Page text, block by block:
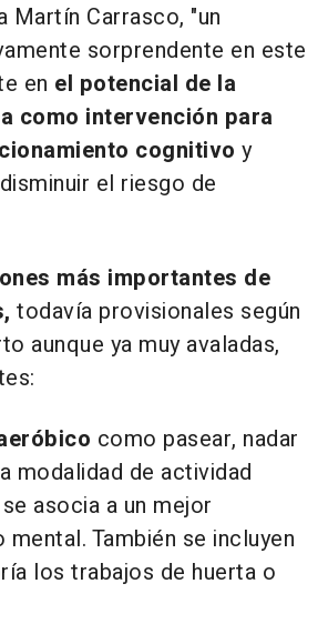
Martín Carrasco, "un
sorprendente en este
en el potencial de la
como intervención para
cognitivo y
el riesgo de
más importantes de
todavía provisionales según
aunque ya muy avaladas,
como pasear, nadar
modalidad de actividad
asocia a un mejor
También se incluyen
los trabajos de huerta o